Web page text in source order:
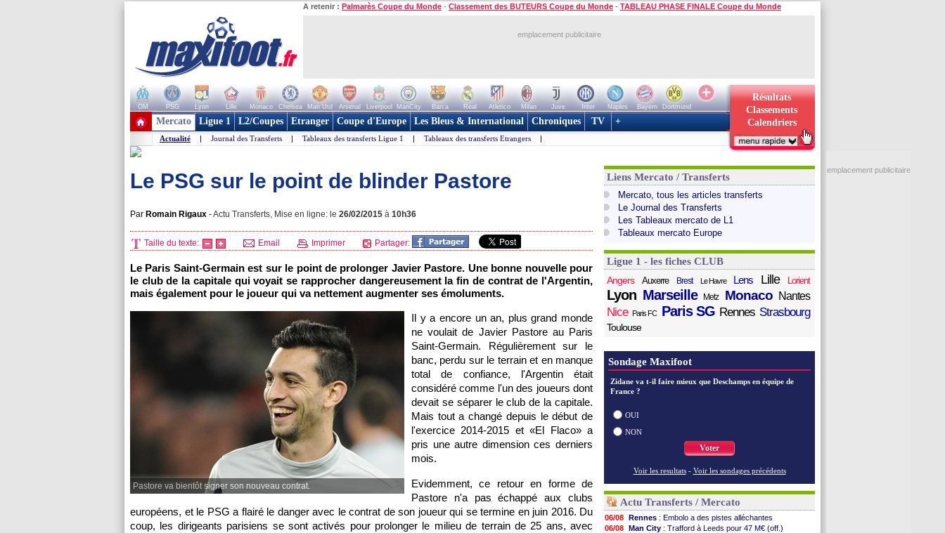
A retenir : Palmarès Coupe du Monde - Classement des BUTEURS Coupe du Monde - TABLEAU PHASE FINALE Coupe du Monde
emplacement publicitaire
OM PSG Lyon Lille Monaco Chelsea Man Utd Arsenal Liverpool ManCity Barca Real Atletico Milan Juve Inter Naples Bayern
Dortmund
+ de clubs
Résultats
Classements
Calendriers
Mercato Ligue 1 L2/Coupes Etranger Coupe d'Europe Les Bleus & International Chroniques TV +
Actualité | Journal des Transferts | Tableaux des transferts Ligue 1 | Tableaux des transferts Etrangers |
Le PSG sur le point de blinder Pastore
Par Romain Rigaux -Actu Transferts, Mise en ligne: le 26/02/2015 à 10h36
Taille du texte: Email Imprimer Partager:
Le Paris Saint-Germain est sur le point de prolonger Javier Pastore. Une bonne nouvelle pour
le club de la capitale qui voyait se rapprocher dangereusement la fin de contrat de l'Argentin,
mais également pour le joueur qui va nettement augmenter ses émoluments.
Pastore va bientôt signer son nouveau contrat.
Il y a encore un an, plus grand monde
ne voulait de Javier Pastore au Paris
Saint-Germain. Régulièrement sur le
banc, perdu sur le terrain et en manque
total de confiance, l'Argentin était
considéré comme l'un des joueurs dont
devait se séparer le club de la capitale.
Mais tout a changé depuis le début de
l'exercice 2014-2015 et «El Flaco» a
pris une autre dimension ces derniers
mois.
Evidemment, ce retour en forme de
Pastore n'a pas échappé aux clubs
européens, et le PSG a flairé le danger avec le contrat de son joueur qui se termine en juin 2016. Du
coup, les dirigeants parisiens se sont activés pour prolonger le milieu de terrain de 25 ans, avec
Liens Mercato / Transferts
Mercato, tous les articles transferts
Le Journal des Transferts
Les Tableaux mercato de L1
Tableaux mercato Europe
Ligue 1 - les fiches CLUB
Angers
Auxerre Brest Le Havre Lens Lille Lorient
Lyon Marseille Metz Monaco Nantes
Nice Paris FC Paris SG Rennes Strasbourg
Toulouse
Sondage Maxifoot
Zidane va t-il faire mieux que Deschamps en équipe de
France ?
OUI
NON
Voter
Voir les resultats - Voir les sondages précédents
Actu Transferts / Mercato
06/08 Rennes : Embolo a des pistes alléchantes
06/08 Man City : Trafford à Leeds pour 47 M€ (off.)
emplacement publicitaire